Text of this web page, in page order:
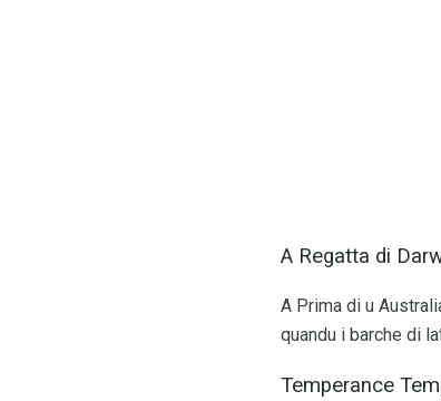
A Regatta di
A Prima di u
quandu i barche di
Temperance